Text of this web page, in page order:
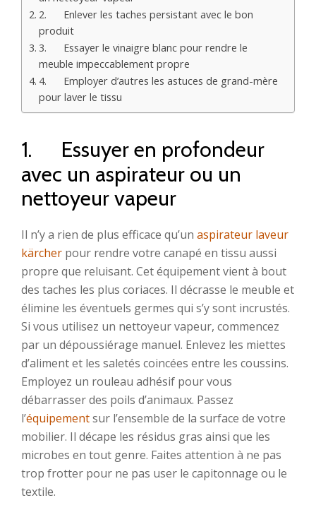
2. Enlever les taches persistant avec le bon
produit
3. Essayer le vinaigre blanc pour rendre le
meuble impeccablement propre
4. Employer d’autres les astuces de grand-mère
pour laver le tissu
1. Essuyer en profondeur
avec un aspirateur ou un
nettoyeur vapeur
Il n’y a rien de plus efficace qu’un aspirateur laveur
kärcher pour rendre votre canapé en tissu aussi
propre que reluisant. Cet équipement vient à bout
des taches les plus coriaces. Il décrasse le meuble et
élimine les éventuels germes qui s’y sont incrustés.
Si vous utilisez un nettoyeur vapeur, commencez
par un dépoussiérage manuel. Enlevez les miettes
d’aliment et les saletés coincées entre les coussins.
Employez un rouleau adhésif pour vous
débarrasser des poils d’animaux. Passez
l’équipementsur l’ensemble de la surface de votre
mobilier. Il décape les résidus gras ainsi que les
microbes en tout genre. Faites attention à ne pas
trop frotter pour ne pas user le capitonnage ou le
textile.